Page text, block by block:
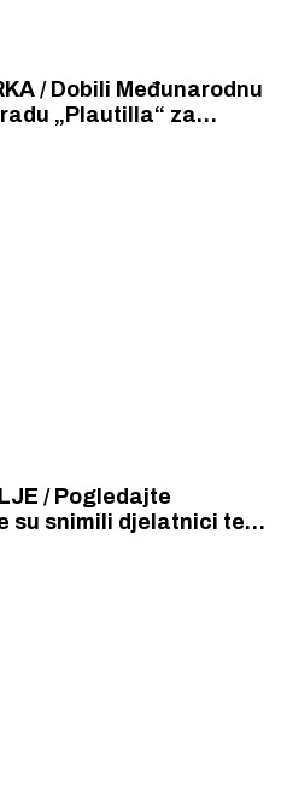
„Plautilla“ za
/ Pogledajte
su snimili djelatnici te